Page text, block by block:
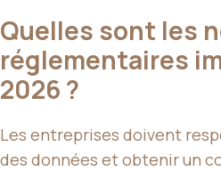
Quelles sont les
réglementaires
2026 ?
Les entreprises doivent
des données et obtenir un